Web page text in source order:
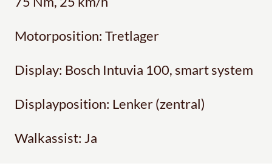
Motorposition: Tretlager
Display: Bosch Intuvia 100, smart system
Displayposition: Lenker (zentral)
Walkassist: Ja